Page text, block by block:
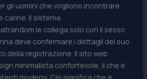
gli uomini che vogliono incontrare
carine. Il sistema
le collega solo con il sesso
deve confermare i dettagli del suo
della registrazione. Il sito web
minimalista confortevole, il che è